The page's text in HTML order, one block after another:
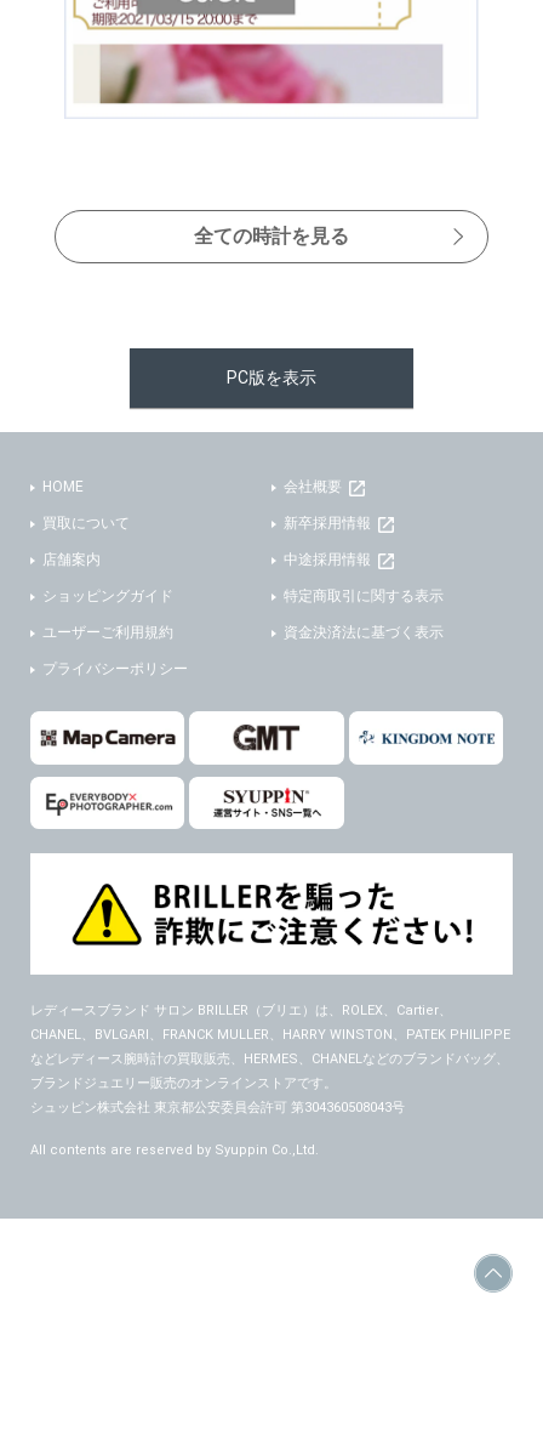
全ての時計を見る
PC版を表示
HOME
買取について
店舗案内
ショッピングガイド
ユーザーご利用規約
プライバシーポリシー
会社概要
新卒採用情報
中途採用情報
特定商取引に関する表示
資金決済法に基づく表示
レディースブランド サロン BRILLER（ブリエ） は、ROLEX、Cartier、
CHANEL、BVLGARI、FRANCK MULLER、HARRY WINSTON、PATEK PHILIPPE
などレディース腕時計の買取販売、HERMES、CHANELなどのブランドバッグ、
ブランドジュエリー販売のオンラインストアです。
シュッピン株式会社 東京都公安委員会許可 第304360508043号
All contents are reserved by Syuppin Co.,Ltd.